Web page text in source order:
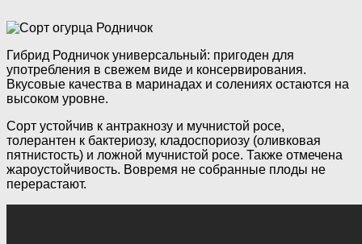
Гибрид Родничок универсальный: пригоден для
употребления в свежем виде и консервирования.
Вкусовые качества в маринадах и солениях остаются на
высоком уровне.
Сорт устойчив к антракнозу и мучнистой росе,
толерантен к бактериозу, кладоспориозу (оливковая
пятнистость) и ложной мучнистой росе. Также отмечена
жароустойчивость. Вовремя не собранные плоды не
перерастают.